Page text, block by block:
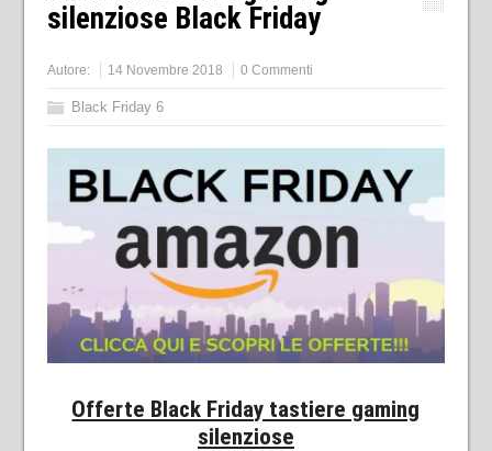
silenziose Black Friday
Autore: 14 Novembre 2018 0 Commenti
Black Friday 6
Offerte Black Friday tastiere gaming
silenziose